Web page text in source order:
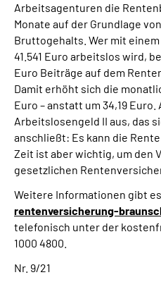
Mein
Arbeitsagenturen die
Monate auf der Grundlage
Bruttogehalts. Wer mit
41.541 Euro arbeitslos wird,
Euro Beiträge auf dem
Damit erhöht sich die
Euro – anstatt um 34,19
Arbeitslosengeld II aus, das
anschließt: Es kann die
Zeit ist aber wichtig, um den
gesetzlichen
Weitere Informationen gibt
rentenversicherung-
telefonisch unter der
1000 4800.
Nr. 9/21